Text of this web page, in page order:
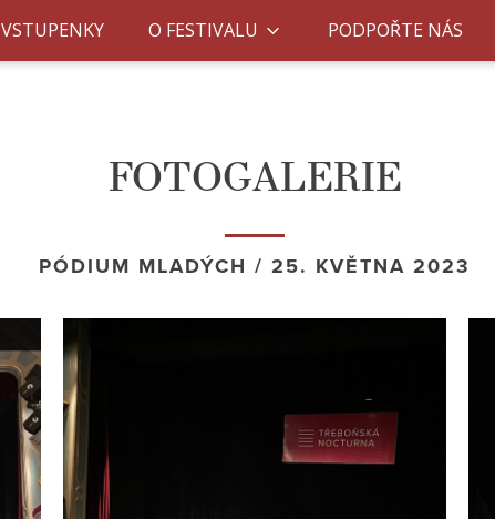
VSTUPENKY O FESTIVALU PODPOŘTE NÁS
FOTOGALERIE
PÓDIUM MLADÝCH / 25. KVĚTNA 2023